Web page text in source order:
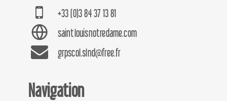
+33 (0)3 84 37 13 81
saintlouisnotredame.com
grpscol.slnd@free.fr
Navigation